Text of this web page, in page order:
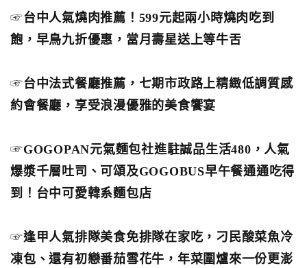
☞台中人氣燒肉推薦！599元起兩小時燒肉吃到
飽，早鳥九折優惠，當月壽星送上等牛舌
☞台中法式餐廳推薦，七期市政路上精緻低調質感
約會餐廳，享受浪漫優雅的美食饗宴
☞GOGOPAN元氣麵包社進駐誠品生活480，人氣
爆漿千層吐司、可頌及GOGOBUS早午餐通通吃得
到！台中可愛韓系麵包店
☞逢甲人氣排隊美食免排隊在家吃，刁民酸菜魚冷
凍包、還有初戀番茄雪花牛，年菜圍爐來一份更澎